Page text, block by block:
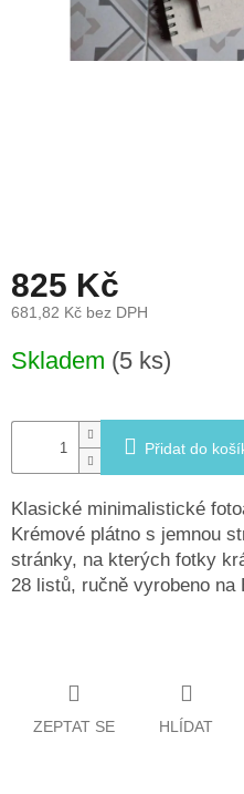
Prodejny
825 Kč
681,82 Kč bez DPH
cena:
Skladem (5 ks)
Přidat do
Klasické minimalistické
Krémové plátno s jemnou
stránky, na kterých fotky
28 listů, ručně vyrobeno na
ZEPTAT SE HLÍDAT